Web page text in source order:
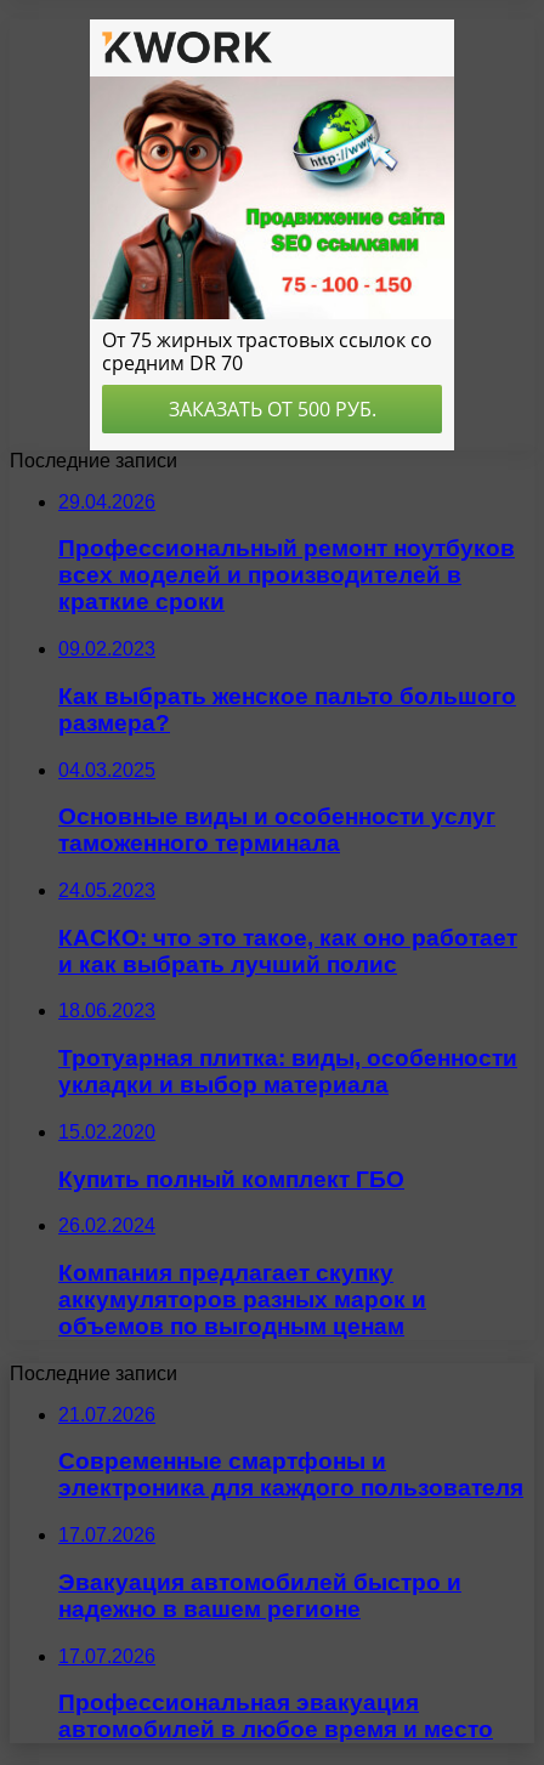
Последние записи
29.04.2026
Профессиональный ремонт ноутбуков
всех моделей и производителей в
краткие сроки
09.02.2023
Как выбрать женское пальто большого
размера?
04.03.2025
Основные виды и особенности услуг
таможенного терминала
24.05.2023
КАСКО: что это такое, как оно работает
и как выбрать лучший полис
18.06.2023
Тротуарная плитка: виды, особенности
укладки и выбор материала
15.02.2020
Купить полный комплект ГБО
26.02.2024
Компания предлагает скупку
аккумуляторов разных марок и
объемов по выгодным ценам
Последние записи
21.07.2026
Современные смартфоны и
электроника для каждого пользователя
17.07.2026
Эвакуация автомобилей быстро и
надежно в вашем регионе
17.07.2026
Профессиональная эвакуация
автомобилей в любое время и место